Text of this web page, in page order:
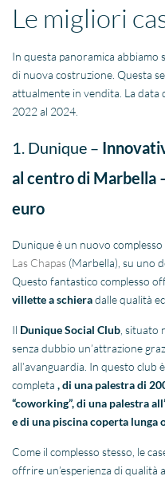
Le migliori
In questa panoramica abbiamo
di nuova costruzione. Questa
attualmente in vendita. La data
2022 al 2024.
1. Dunique –
al centro di Marbella
euro
Dunique è un nuovo
Las Chapas (Marbella), su uno
Questo fantastico complesso
villette a schieradalle qualità
Il Dunique Social Club , situato
senza dubbio un’attrazione
all’avanguardia. In questo
completa, di una palestra di
“coworking”, di una palestra
e di una piscina coperta lunga
Come il complesso stesso, le
offrire un’esperienza di qualità